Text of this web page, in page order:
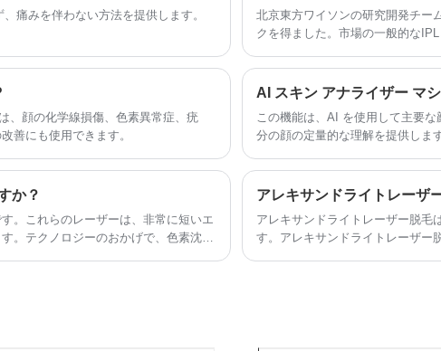
に
ル
最高の結果を保証します。
痛みを伴わない方法を提供します。
北京東方ワイソンの研究開発チー
クを得ました。市場の一般的な
、顔の化学線損傷、色素異常症、疣
善にも使用できます。
この機能は、AI を使用して主要
分の顔の定量的な理解を提供しま
役立ちます。 AI の洞察により、
支援します。
か？
。これらのレーザーは、非常に短いエ
。テクノロジーのおかげで、色素沈着
アレキサンドライトレーザ
アレキサンドライトレーザー脱毛
す。アレキサンドライトレーザー